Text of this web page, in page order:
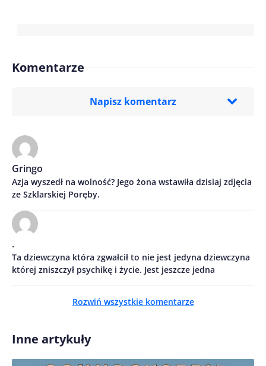
Komentarze
Napisz komentarz
Treść komentarza*
Imię/ Nick*
pisania kolejnych komentarzy.
Gringo
Azja wyszedł na wolność? Jego żona wstawiła dzisiaj zdjęcia
ze Szklarskiej Poręby.
.
Ta dziewczyna która zgwałcił to nie jest jedyna dziewczyna
której zniszczył psychikę i życie. Jest jeszcze jedna
Rozwiń wszystkie komentarze
Inne artykuły